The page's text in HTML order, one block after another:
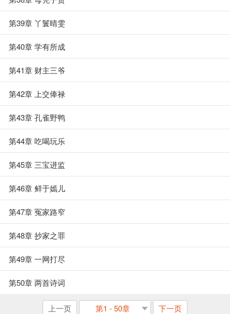
第39章 丫鬟晴雯
第40章 学有所成
第41章 财主三爷
第42章 上交俸禄
第43章 孔雀野鸭
第44章 吃喝玩乐
第45章 三宝进监
第46章 鲜于嫣儿
第47章 冤家路窄
第48章 抄家之罪
第49章 一网打尽
第50章 两首诗词
上一页 第1 - 50章 下一页